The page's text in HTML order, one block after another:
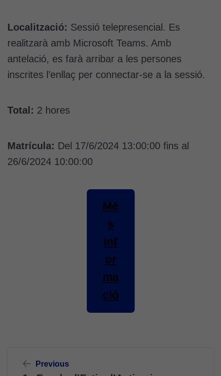
Localització: Sessió telepresencial. Es
realitzarà amb Microsoft Teams. Amb
antelació, es farà arribar a les persones
inscrites l’enllaç per connectar-se a la sessió.
Total: 2 hores
Matrícula: Del 17/6/2024 13:00:00 fins al
26/6/2024 10:00:00
Mé
s
inf
or
ma
ció
Previous